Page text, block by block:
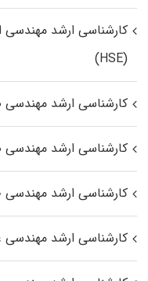
کارشناسی ارشد
(HSE)
کارشناسی ارشد مهندسی
کارشناسی ارشد
کارشناسی ارشد
کارشناسی ارشد مهندسی